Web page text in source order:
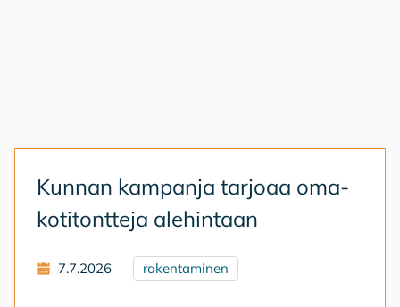
Kun­nan kam­pan­ja tar­jo­aa oma­
ko­ti­tont­te­ja ale­hin­taan
7.7.2026 rakentaminen